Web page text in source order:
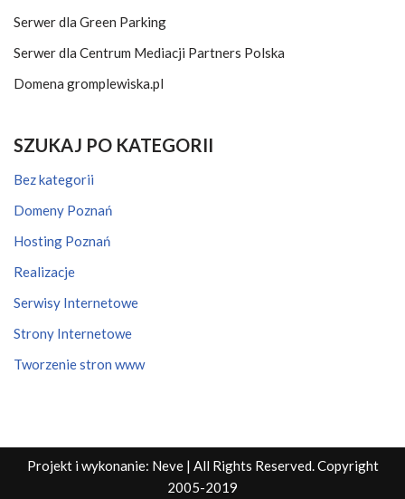
Serwer dla Green Parking
Serwer dla Centrum Mediacji Partners Polska
Domena gromplewiska.pl
SZUKAJ PO KATEGORII
Bez kategorii
Domeny Poznań
Hosting Poznań
Realizacje
Serwisy Internetowe
Strony Internetowe
Tworzenie stron www
Projekt i wykonanie: Neve| All Rights Reserved. Copyright
2005-2019